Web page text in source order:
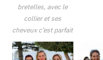
bretelles, avec le
collier et ses
cheveux c’est parfait